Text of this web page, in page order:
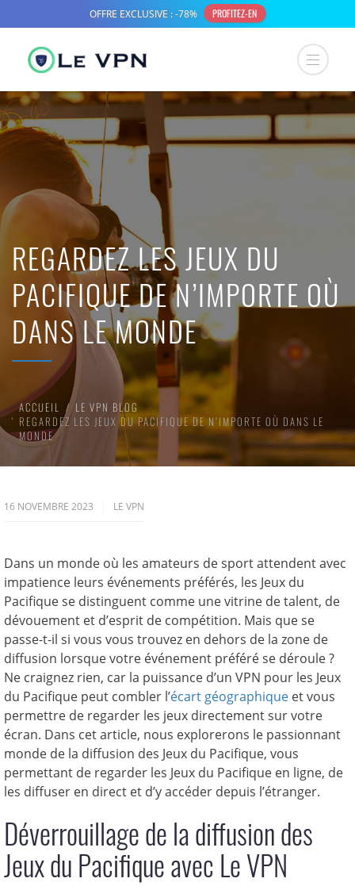
REGARDEZ LES JEUX DU
PACIFIQUE DE N’IMPORTE OÙ
DANS LE MONDE
ACCUEIL
LE VPN BLOG
REGARDEZ LES JEUX DU PACIFIQUE DE N’IMPORTE OÙ DANS LE
MONDE
16 NOVEMBRE 2023 LE VPN
Dans un monde où les amateurs de sport attendent avec
impatience leurs événements préférés, les Jeux du
Pacifique se distinguent comme une vitrine de talent, de
dévouement et d’esprit de compétition. Mais que se
passe-t-il si vous vous trouvez en dehors de la zone de
diffusion lorsque votre événement préféré se déroule ?
Ne craignez rien, car la puissance d’un VPN pour les Jeux
du Pacifique peut combler l’écart géographique et vous
permettre de regarder les jeux directement sur votre
écran. Dans cet article, nous explorerons le passionnant
monde de la diffusion des Jeux du Pacifique, vous
permettant de regarder les Jeux du Pacifique en ligne, de
les diffuser en direct et d’y accéder depuis l’étranger.
Déverrouillage de la diffusion des
Jeux du Pacifique avec Le VPN